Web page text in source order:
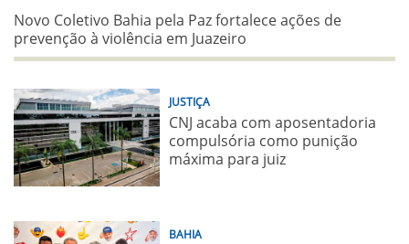
Novo Coletivo Bahia pela Paz fortalece ações de
prevenção à violência em Juazeiro
JUSTIÇA
CNJ acaba com aposentadoria
compulsória como punição
máxima para juiz
BAHIA